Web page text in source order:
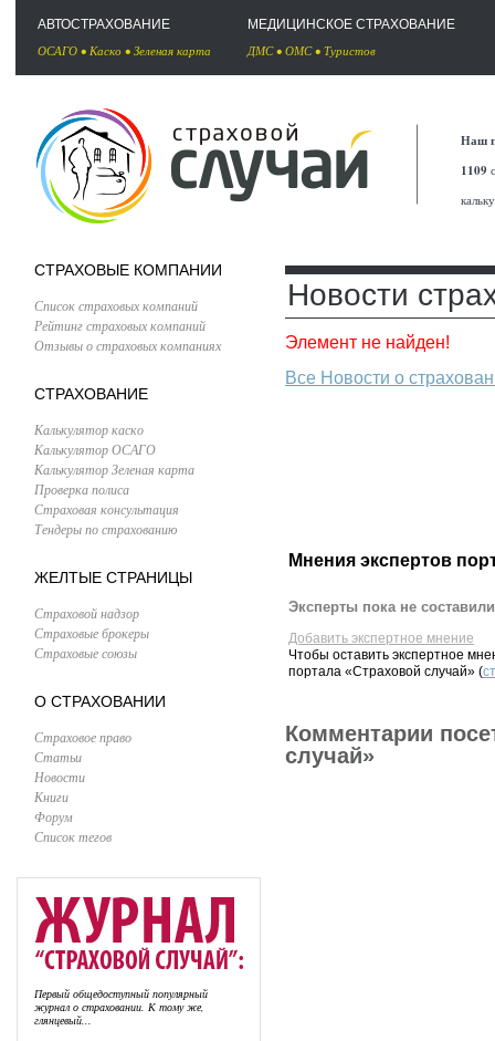
АВТОСТРАХОВАНИЕ
ОСАГО • Каско • Зеленая карта
МЕДИЦИНСКОЕ СТРАХОВАНИЕ
ДМС• ОМС• Туристов
Наш
1109
СТРАХОВЫЕ КОМПАНИИ
Список страховых компаний
Рейтинг страховых компаний
Отзывы о страховых компаниях
СТРАХОВАНИЕ
Калькулятор каско
Калькулятор ОСАГО
Калькулятор Зеленая карта
Проверка полиса
Страховая консультация
Тендеры по страхованию
ЖЕЛТЫЕ СТРАНИЦЫ
Страховой надзор
Страховые брокеры
Страховые союзы
О СТРАХОВАНИИ
Страховое право
Статьи
Новости
Книги
Форум
Список тегов
Первый общедоступный популярный
журнал о страховании. К тому же,
глянцевый...
Новости
Элемент не найден!
Все Новости о
Мнения экспертов
Эксперты пока не
Добавить экспертное мнение
Чтобы оставить экспертное
портала «Страховой случай» (
Комментарии
случай»